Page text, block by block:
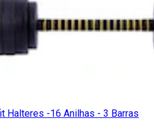
Halteres -16 Anilhas - 3 Barras